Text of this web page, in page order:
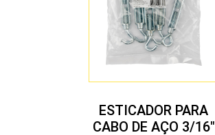
ESTICADOR PARA
CABO DE AÇO 3/16″